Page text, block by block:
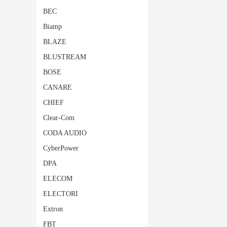
BEC
Biamp
BLAZE
BLUSTREAM
BOSE
CANARE
CHIEF
Clear-Com
CODA AUDIO
CyberPower
DPA
ELECOM
ELECTORI
Extron
FBT